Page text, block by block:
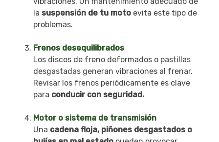
la suspensión de tu moto evita este tipo de
problemas.
Frenos desequilibrados
Los discos de freno deformados o pastillas
desgastadas generan vibraciones al frenar.
Revisar los frenos periódicamente es clave
para conducir con seguridad.
Motor o sistema de transmisión
Una cadena floja, piñones desgastados o